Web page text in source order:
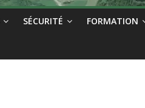
SÉCURITÉ FORMATION